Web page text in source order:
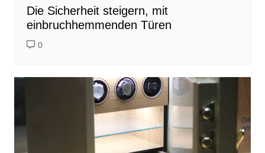
Die Sicherheit steigern, mit
einbruchhemmenden Türen
0